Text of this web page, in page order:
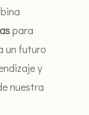
para
un futuro
y
nuestra